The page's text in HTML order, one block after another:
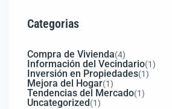
Categorias
Compra de Vivienda(4)
Información del Vecindario(1)
Inversión en Propiedades(1)
Mejora del Hogar(1)
Tendencias del Mercado(1)
Uncategorized(1)